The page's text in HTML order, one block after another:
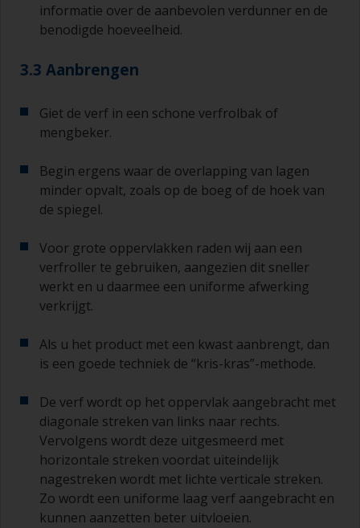
informatie over de aanbevolen verdunner en de
benodigde hoeveelheid.
3.3 Aanbrengen
Giet de verf in een schone verfrolbak of
mengbeker.
Begin ergens waar de overlapping van lagen
minder opvalt, zoals op de boeg of de hoek van
de spiegel.
Voor grote oppervlakken raden wij aan een
verfroller te gebruiken, aangezien dit sneller
werkt en u daarmee een uniforme afwerking
verkrijgt.
Als u het product met een kwast aanbrengt, dan
is een goede techniek de “kris-kras”-methode.
De verf wordt op het oppervlak aangebracht met
diagonale streken van links naar rechts.
Vervolgens wordt deze uitgesmeerd met
horizontale streken voordat uiteindelijk
nagestreken wordt met lichte verticale streken.
Zo wordt een uniforme laag verf aangebracht en
kunnen aanzetten beter uitvloeien.